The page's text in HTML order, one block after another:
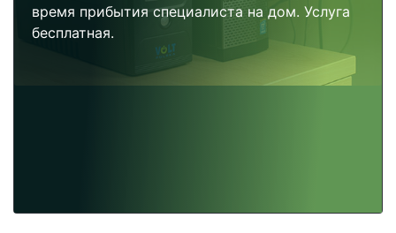
время прибытия специалиста на дом. Услуга
бесплатная.